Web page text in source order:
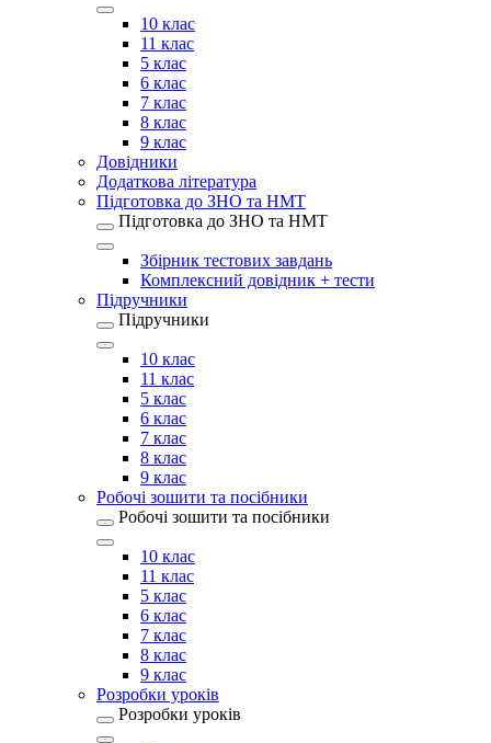
10 клас
11 клас
5 клас
6 клас
7 клас
8 клас
9 клас
Довідники
Додаткова література
Підготовка до ЗНО та НМТ
Підготовка до ЗНО та НМТ
Збірник тестових завдань
Комплексний довідник + тести
Підручники
Підручники
10 клас
11 клас
5 клас
6 клас
7 клас
8 клас
9 клас
Робочі зошити та посібники
Робочі зошити та посібники
10 клас
11 клас
5 клас
6 клас
7 клас
8 клас
9 клас
Розробки уроків
Розробки уроків